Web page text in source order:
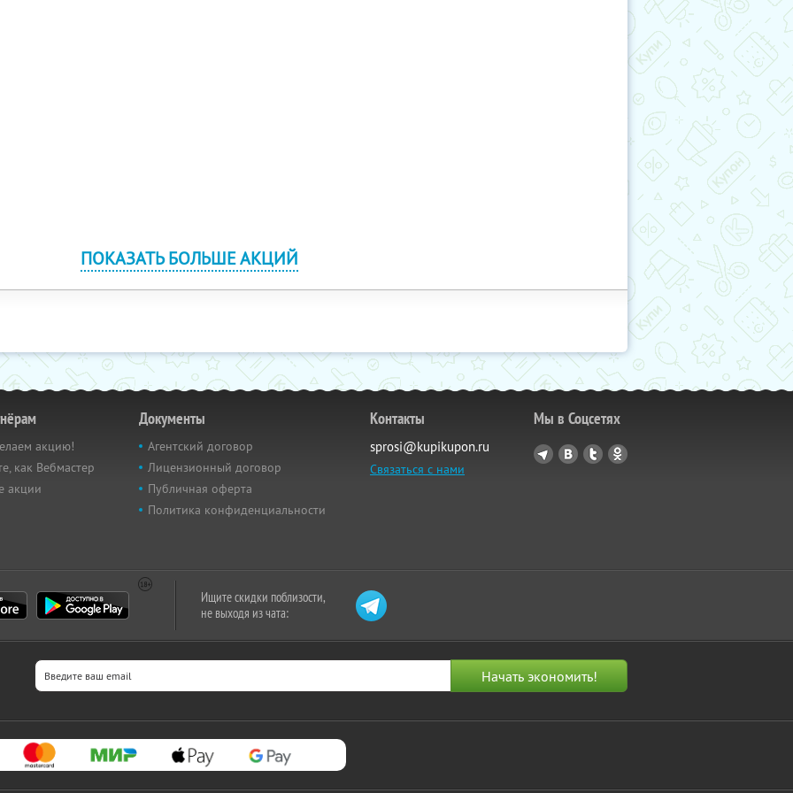
ПОКАЗАТЬ БОЛЬШЕ АКЦИЙ
акцию!
как Вебмастер
акции
Документы
Агентский договор
Лицензионный договор
Публичная оферта
Политика конфиденциальности
Контакты
sprosi@kupikupon.ru
Связаться с нами
Мы в Соцсетях
Ищите скидки поблизости,
не выходя из чата: